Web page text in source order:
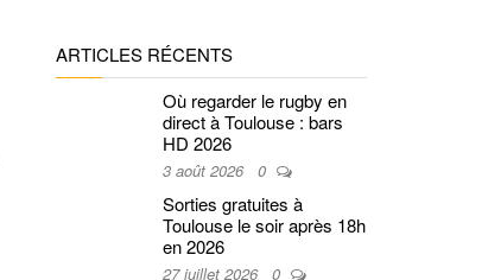
ARTICLES RÉCENTS
Où regarder le rugby en
direct à Toulouse : bars
HD 2026
3 août 2026 0
Sorties gratuites à
Toulouse le soir après 18h
en 2026
27 juillet 2026 0